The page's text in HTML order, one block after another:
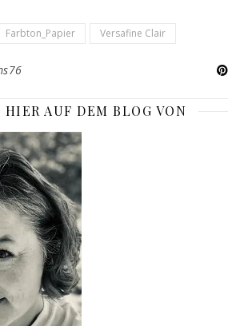
Farbton_Papier Versafine Clair
AUF DEM BLOG VON